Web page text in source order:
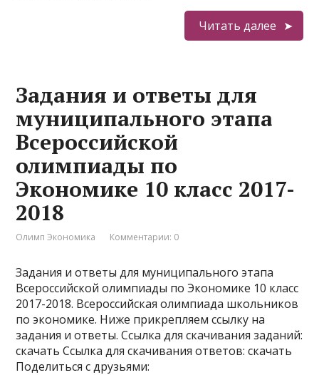
Читать далее
Задания и ответы для
муниципального этапа
Всероссийской
олимпиады по
Экономике 10 класс 2017-
2018
Олимп Экономика Комментарии: 0
Задания и ответы для муниципального этапа
Всероссийской олимпиады по Экономике 10 класс
2017-2018. Всероссийская олимпиада школьников
по экономике. Ниже прикрепляем ссылку на
задания и ответы. Ссылка для скачивания заданий:
скачать Ссылка для скачивания ответов: скачать
Поделиться с друзьями: